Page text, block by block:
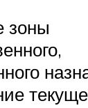
зоны